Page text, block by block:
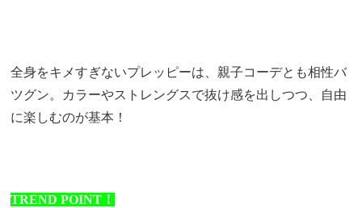
全身をキメすぎないプレッピーは、親子コーデとも相性バ
ツグン。カラーやストレングスで抜け感を出しつつ、自由
に楽しむのが基本！
TREND POINT！